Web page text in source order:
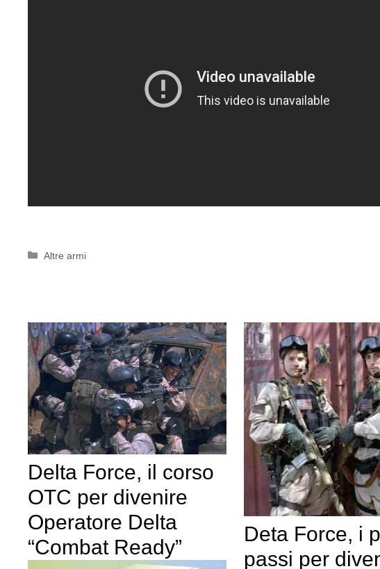
Categorie
Altre armi
Delta Force, il corso
OTC per divenire
Operatore Delta
“Combat Ready”
Deta Force, i
passi per